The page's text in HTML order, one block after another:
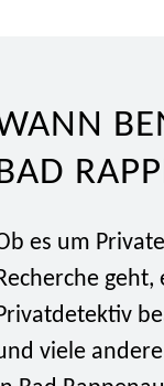
es um
viele